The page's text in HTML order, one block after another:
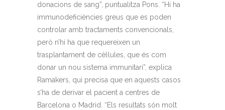
donacions de sang”, puntualitza Pons. “Hi ha
immunodeficiències greus que es poden
controlar amb tractaments convencionals,
però n’hi ha que requereixen un
trasplantament de cèl·lules, que és com
donar un nou sistema immunitari”, explica
Ramakers, qui precisa que en aquests casos
s’ha de derivar el pacient a centres de
Barcelona o Madrid. “Els resultats són molt